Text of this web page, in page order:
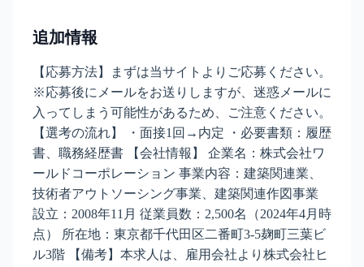
追加情報
【応募方法】まずは当サイトよりご応募ください。
※応募後にメールをお送りしますが、迷惑メールに
入ってしまう可能性があるため、ご注意ください。
【選考の流れ】 ・面接1回→内定 ・必要書類：履歴
書、職務経歴書 【会社情報】 企業名：株式会社ワ
ールドコーポレーション 事業内容：建築関連業、
技術者アウトソーシング事業、建築関連作図事業
設立：2008年11月 従業員数：2,500名（2024年4月時
点） 所在地：東京都千代田区二番町3-5麹町三葉ビ
ル3階 【備考】本求人は、雇用会社より株式会社ヒ